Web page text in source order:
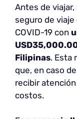
Antes de
seguro de
COVID-19 con
Filipinas. Esta
que, en caso
recibir
costos.